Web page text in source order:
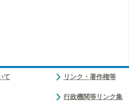
て リンク・著作権等
行政機関等リンク集